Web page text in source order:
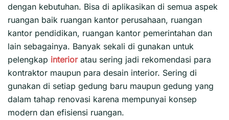
dengan kebutuhan. Bisa di aplikasikan di semua aspek
ruangan baik ruangan kantor perusahaan, ruangan
kantor pendidikan, ruangan kantor pemerintahan dan
lain sebagainya. Banyak sekali di gunakan untuk
pelengkap interioratau sering jadi rekomendasi para
kontraktor maupun para desain interior. Sering di
gunakan di setiap gedung baru maupun gedung yang
dalam tahap renovasi karena mempunyai konsep
modern dan efisiensi ruangan.